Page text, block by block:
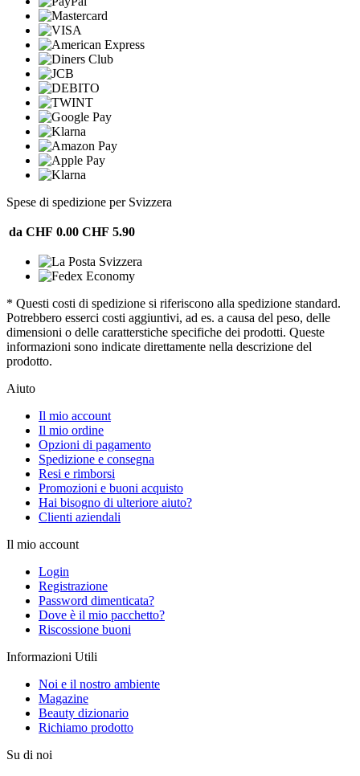
Spese di spedizione per Svizzera
da CHF 0.00 CHF 5.90
* Questi costi di spedizione si riferiscono alla spedizione standard.
Potrebbero esserci costi aggiuntivi, ad es. a causa del peso, delle
dimensioni o delle caratterstiche specifiche dei prodotti. Queste
informazioni sono indicate direttamente nella descrizione del
prodotto.
Aiuto
Il mio account
Il mio ordine
Opzioni di pagamento
Spedizione e consegna
Resi e rimborsi
Promozioni e buoni acquisto
Hai bisogno di ulteriore aiuto?
Clienti aziendali
Il mio account
Login
Registrazione
Password dimenticata?
Dove è il mio pacchetto?
Riscossione buoni
Informazioni Utili
Noi e il nostro ambiente
Magazine
Beauty dizionario
Richiamo prodotto
Su di noi